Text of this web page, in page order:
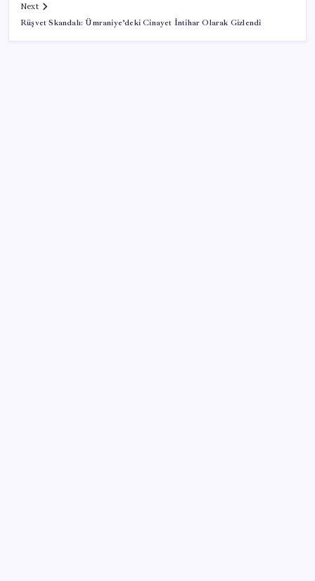
Next
Rüşvet Skandalı: Ümraniye’deki Cinayet İntihar Olarak Gizlendi